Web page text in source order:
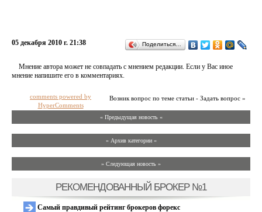
05 декабря 2010 г. 21:38 Поделиться…
Мнение автора может не совпадать с мнением редакции. Если у Вас иное
мнение напишите его в комментариях.
Возник вопрос по теме статьи - Задать вопрос »
comments powered by
HyperComments
« Предыдущая новость «
» Архив категории «
» Следующая новость »
РЕКОМЕНДОВАННЫЙ БРОКЕР №1
Самый правдивый рейтинг брокеров форекс